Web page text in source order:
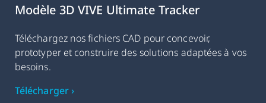
Modèle 3D VIVE Ultimate Tracker
Téléchargez nos fichiers CAD pour concevoir,
prototyper et construire des solutions adaptées à vos
besoins.
Télécharger ›